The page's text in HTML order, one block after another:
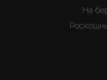
На